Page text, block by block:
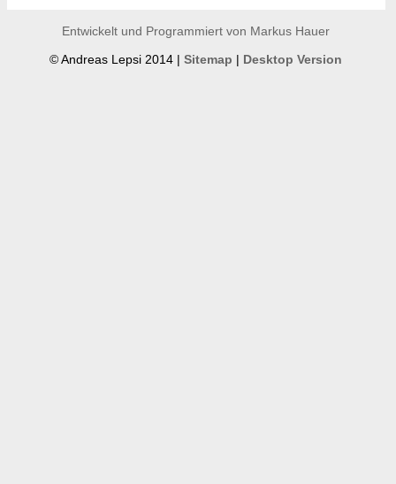
Entwickelt und Programmiert von Markus Hauer
© Andreas Lepsi 2014 |Sitemap | Desktop Version